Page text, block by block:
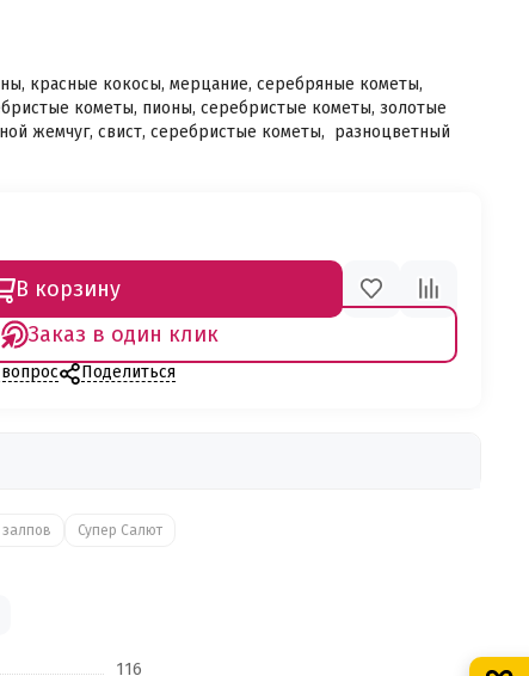
красные кокосы, мерцание, серебряные кометы,
кометы, пионы, серебристые кометы, золотые
жемчуг, свист, серебристые кометы, разноцветный
В корзину
Заказ в один клик
Поделиться
Супер Салют
116